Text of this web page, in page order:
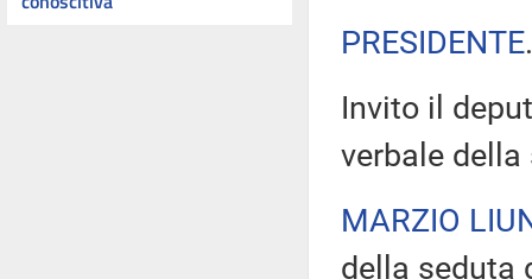
PRESIDENTE
Invito il
verbale della
MARZIO
della seduta